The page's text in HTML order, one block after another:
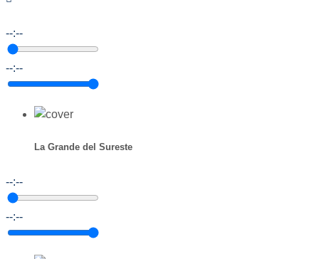
--:--
--:--
La Grande del Sureste
--:--
--:--